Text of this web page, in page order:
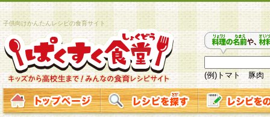
子供向けかんたんレシピの食育サイト
(例)トマト 豚肉